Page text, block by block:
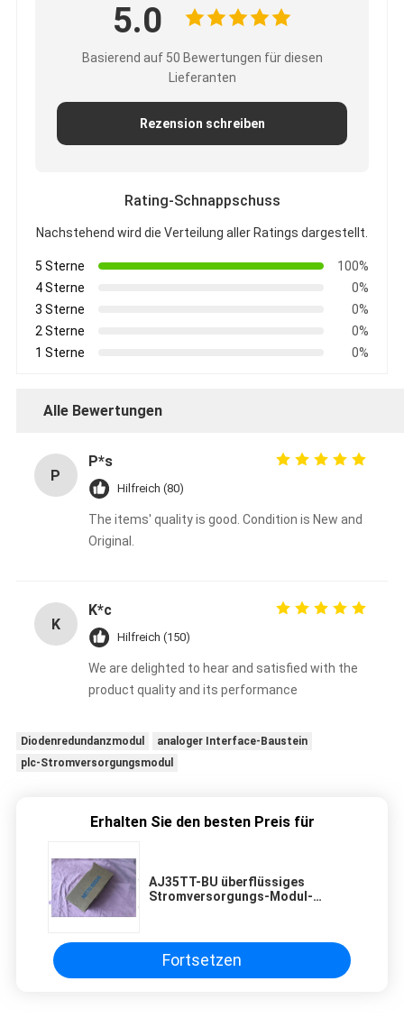
5.0
Basierend auf 50 Bewertungen für diesen
Lieferanten
Rezension schreiben
Rating-Schnappschuss
Nachstehend wird die Verteilung aller Ratings dargestellt.
5 Sterne
100%
4 Sterne
0%
3 Sterne
0%
2 Sterne
0%
1 Sterne
0%
Alle Bewertungen
P
P*s
Hilfreich (80)
The items' quality is good. Condition is New and
Original.
K
K*c
Hilfreich (150)
We are delighted to hear and satisfied with the
product quality and its performance
Diodenredundanzmodul
analoger Interface-Baustein
plc-Stromversorgungsmodul
Erhalten Sie den besten Preis für
AJ35TT-BU überflüssiges
Stromversorgungs-Modul-
Fortsetzen